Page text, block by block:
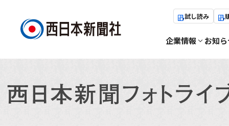
試し読み
企業情報 お知